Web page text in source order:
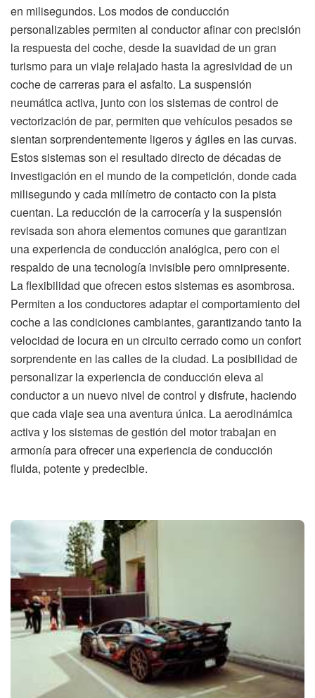
en milisegundos. Los modos de conducción
personalizables permiten al conductor afinar con precisión
la respuesta del coche, desde la suavidad de un gran
turismo para un viaje relajado hasta la agresividad de un
coche de carreras para el asfalto. La suspensión
neumática activa, junto con los sistemas de control de
vectorización de par, permiten que vehículos pesados se
sientan sorprendentemente ligeros y ágiles en las curvas.
Estos sistemas son el resultado directo de décadas de
investigación en el mundo de la competición, donde cada
milisegundo y cada milímetro de contacto con la pista
cuentan. La reducción de la carrocería y la suspensión
revisada son ahora elementos comunes que garantizan
una experiencia de conducción analógica, pero con el
respaldo de una tecnología invisible pero omnipresente.
La flexibilidad que ofrecen estos sistemas es asombrosa.
Permiten a los conductores adaptar el comportamiento del
coche a las condiciones cambiantes, garantizando tanto la
velocidad de locura en un circuito cerrado como un confort
sorprendente en las calles de la ciudad. La posibilidad de
personalizar la experiencia de conducción eleva al
conductor a un nuevo nivel de control y disfrute, haciendo
que cada viaje sea una aventura única. La aerodinámica
activa y los sistemas de gestión del motor trabajan en
armonía para ofrecer una experiencia de conducción
fluida, potente y predecible.